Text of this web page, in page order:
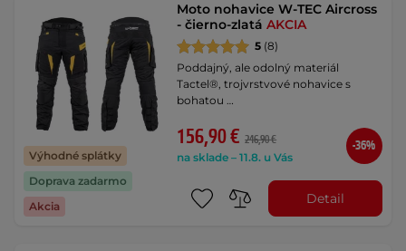
Výhodné splátky
Doprava zadarmo
Akcia
Moto nohavice W-TEC Aircross
- čierno-zlatáAKCIA
5 (8)
Poddajný, ale odolný materiál
Tactel®, trojvrstvové nohavice s
bohatou …
156,90 € 246,90 €
na sklade – 11.8. u Vás
-36%
Detail